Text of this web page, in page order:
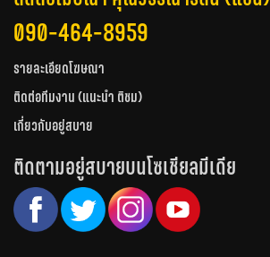
090-464-8959
รายละเอียดโฆษณา
ติดต่อทีมงาน (แนะนำ ติชม)
เกี่ยวกับอยู่สบาย
ติดตามอยู่สบายบนโซเชียลมีเดีย